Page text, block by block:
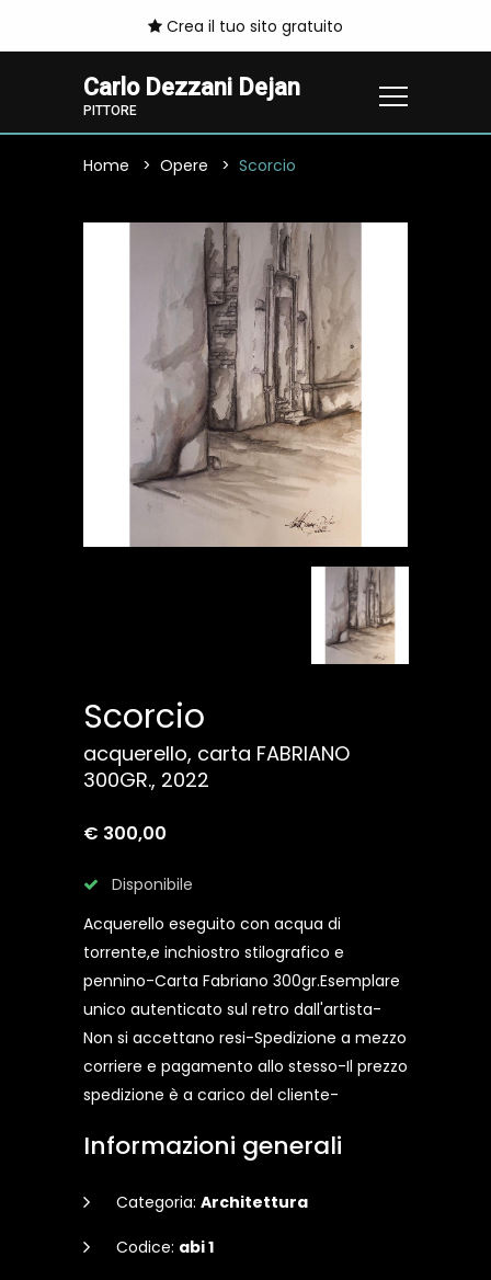
Crea il tuo sito gratuito
Carlo Dezzani Dejan
PITTORE
Home Opere Scorcio
Scorcio
acquerello, carta FABRIANO
300GR., 2022
€ 300,00
Disponibile
Acquerello eseguito con acqua di
torrente,e inchiostro stilografico e
pennino-Carta Fabriano 300gr.Esemplare
unico autenticato sul retro dall'artista-
Non si accettano resi-Spedizione a mezzo
corriere e pagamento allo stesso-Il prezzo
spedizione è a carico del cliente-
Informazioni generali
Categoria: Architettura
Codice: abi 1